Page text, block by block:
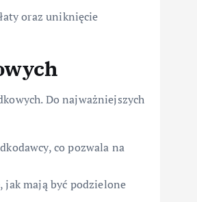
oraz uniknięcie
Do najważniejszych
co pozwala na
jak mają być podzielone